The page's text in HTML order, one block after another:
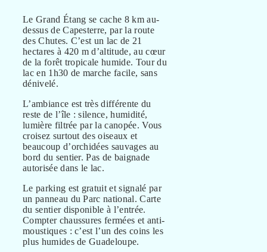
Le Grand Étang se cache 8 km au-
dessus de Capesterre, par la route
des Chutes. C’est un lac de 21
hectares à 420 m d’altitude, au cœur
de la forêt tropicale humide. Tour du
lac en 1h30 de marche facile, sans
dénivelé.
L’ambiance est très différente du
reste de l’île : silence, humidité,
lumière filtrée par la canopée. Vous
croisez surtout des oiseaux et
beaucoup d’orchidées sauvages au
bord du sentier. Pas de baignade
autorisée dans le lac.
Le parking est gratuit et signalé par
un panneau du Parc national. Carte
du sentier disponible à l’entrée.
Compter chaussures fermées et anti-
moustiques : c’est l’un des coins les
plus humides de Guadeloupe.